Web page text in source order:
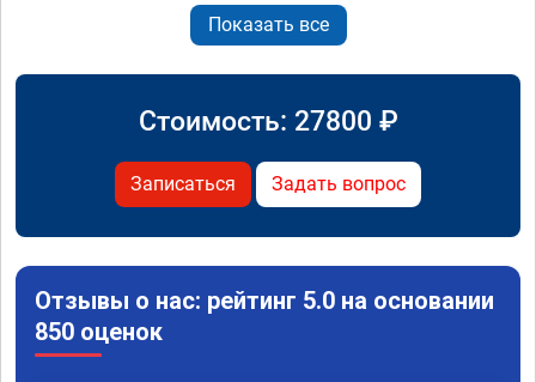
Показать все
Стоимость: 27800 ₽
Записаться Задать вопрос
Отзывы о нас: рейтинг 5.0 на основании
850 оценок